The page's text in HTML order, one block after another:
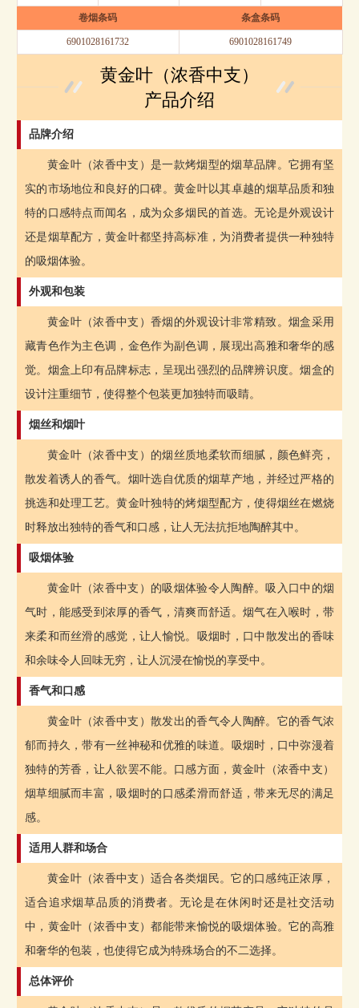
卷烟条码 条盒条码
6901028161732 6901028161749
黄金叶（浓香中支）
产品介绍
品牌介绍
黄金叶（浓香中支）是一款烤烟型的烟草品牌。它拥有坚
实的市场地位和良好的口碑。黄金叶以其卓越的烟草品质和独
特的口感特点而闻名，成为众多烟民的首选。无论是外观设计
还是烟草配方，黄金叶都坚持高标准，为消费者提供一种独特
的吸烟体验。
外观和包装
黄金叶（浓香中支）香烟的外观设计非常精致。烟盒采用
藏青色作为主色调，金色作为副色调，展现出高雅和奢华的感
觉。烟盒上印有品牌标志，呈现出强烈的品牌辨识度。烟盒的
设计注重细节，使得整个包装更加独特而吸睛。
烟丝和烟叶
黄金叶（浓香中支）的烟丝质地柔软而细腻，颜色鲜亮，
散发着诱人的香气。烟叶选自优质的烟草产地，并经过严格的
挑选和处理工艺。黄金叶独特的烤烟型配方，使得烟丝在燃烧
时释放出独特的香气和口感，让人无法抗拒地陶醉其中。
吸烟体验
黄金叶（浓香中支）的吸烟体验令人陶醉。吸入口中的烟
气时，能感受到浓厚的香气，清爽而舒适。烟气在入喉时，带
来柔和而丝滑的感觉，让人愉悦。吸烟时，口中散发出的香味
和余味令人回味无穷，让人沉浸在愉悦的享受中。
香气和口感
黄金叶（浓香中支）散发出的香气令人陶醉。它的香气浓
郁而持久，带有一丝神秘和优雅的味道。吸烟时，口中弥漫着
独特的芳香，让人欲罢不能。口感方面，黄金叶（浓香中支）
烟草细腻而丰富，吸烟时的口感柔滑而舒适，带来无尽的满足
感。
适用人群和场合
黄金叶（浓香中支）适合各类烟民。它的口感纯正浓厚，
适合追求烟草品质的消费者。无论是在休闲时还是社交活动
中，黄金叶（浓香中支）都能带来愉悦的吸烟体验。它的高雅
和奢华的包装，也使得它成为特殊场合的不二选择。
总体评价